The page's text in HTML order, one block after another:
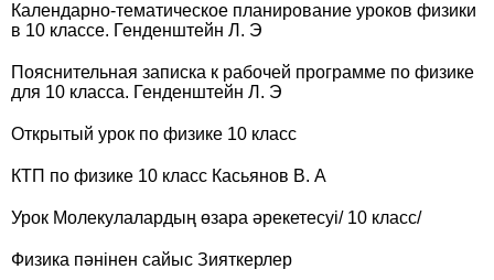
Календарно-тематическое планирование уроков физики
в 10 классе. Генденштейн Л. Э
Пояснительная записка к рабочей программе по физике
для 10 класса. Генденштейн Л. Э
Открытый урок по физике 10 класс
КТП по физике 10 класс Касьянов В. А
Урок Молекулалардың өзара әрекетесуі/ 10 класс/
Физика пәнінен сайыс Зияткерлер